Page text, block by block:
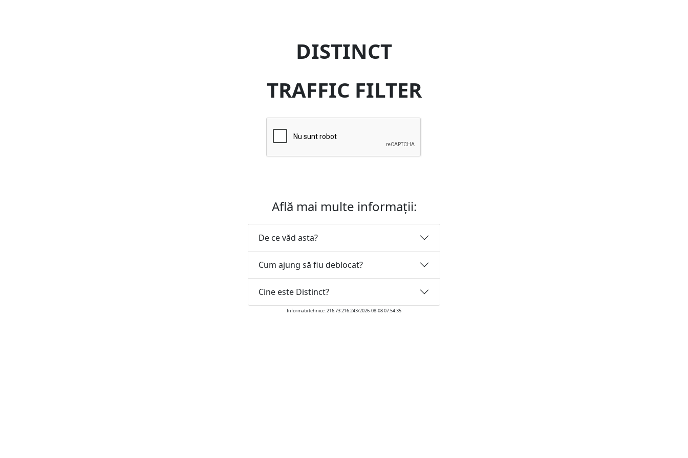
DISTINCT
TRAFFIC FILTER
Află mai multe informații:
De ce văd asta?
Cum ajung să fiu deblocat?
Cine este Distinct?
Informatii tehnice: 216.73.216.243/2026-08-08 07:54:35